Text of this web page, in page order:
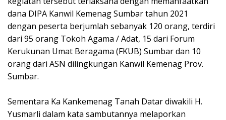
dana DIPA Kanwil Kemenag Sumbar tahun 2021
dengan peserta berjumlah sebanyak 120 orang, terdiri
dari 95 orang Tokoh Agama / Adat, 15 dari Forum
Kerukunan Umat Beragama (FKUB) Sumbar dan 10
orang dari ASN dilingkungan Kanwil Kemenag Prov.
Sumbar.
‌Sementara Ka Kankemenag Tanah Datar diwakili H.
Yusmarli dalam kata sambutannya melaporkan